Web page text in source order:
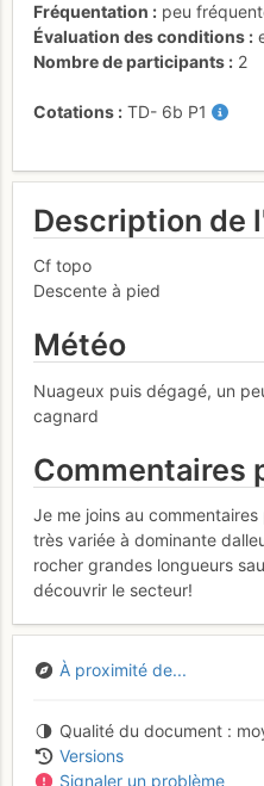
Fréquentation
peu
Évaluation des conditions
Nombre de participants
2
Cotations TD- 6b P1
Description de
Cf topo
Descente à pied
Météo
Nuageux puis dégagé, un
cagnard
Commentaires
Je me joins au
très variée à dominante
rocher grandes longueurs
découvrir le secteur!
À proximité de...
Qualité du document
Versions
Signaler un problème